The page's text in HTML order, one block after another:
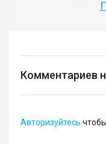
Комментариев
Авторизуйтесь